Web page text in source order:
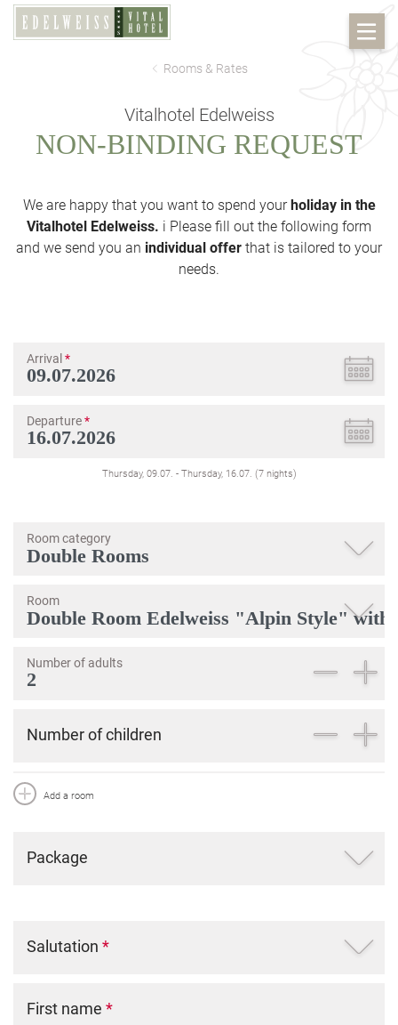
Rooms & Rates
Vitalhotel Edelweiss
NON-BINDING REQUEST
We are happy that you want to spend yourholiday in the
Vitalhotel Edelweiss. i Please fill out the following form
and we send you an individual offer that is tailored to your
needs.
Arrival *
Departure*
Thursday, 09.07. - Thursday, 16.07. (7 nights)
Room category
Room
Number of adults
Number of children
Add a room
Package
Salutation *
First name *